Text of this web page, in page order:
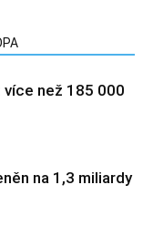
více než 185 000
na 1,3 miliardy